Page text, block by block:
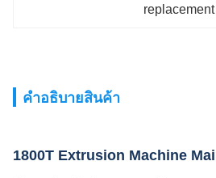
replacement
คําอธิบายสินค้า
1800T Extrusion Machine